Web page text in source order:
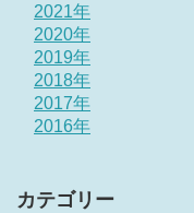
2021年
2020年
2019年
2018年
2017年
2016年
カテゴリー